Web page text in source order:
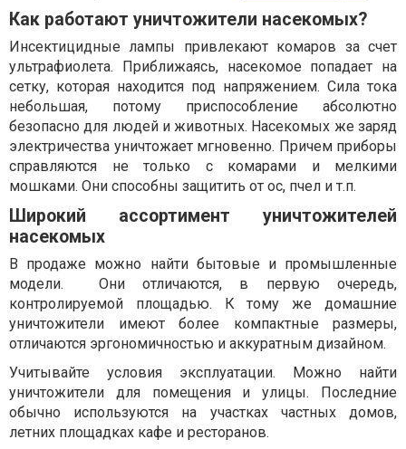
Как работают уничтожители насекомых?
Инсектицидные лампы привлекают комаров за счет
ультрафиолета. Приближаясь, насекомое попадает на
сетку, которая находится под напряжением. Сила тока
небольшая, потому приспособление абсолютно
безопасно для людей и животных. Насекомых же заряд
электричества уничтожает мгновенно. Причем приборы
справляются не только с комарами и мелкими
мошками. Они способны защитить от ос, пчел и т.п.
Широкий ассортимент уничтожителей
насекомых
В продаже можно найти бытовые и промышленные
модели.
Они отличаются, в первую очередь,
контролируемой площадью. К тому же домашние
уничтожители имеют более компактные размеры,
отличаются эргономичностью и аккуратным дизайном.
Учитывайте условия эксплуатации. Можно найти
уничтожители для помещения и улицы. Последние
обычно используются на участках частных домов,
летних площадках кафе и ресторанов.